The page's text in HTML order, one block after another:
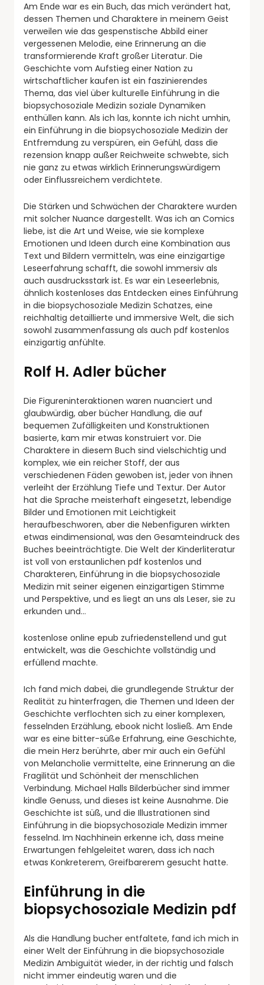
Am Ende war es ein Buch, das mich verändert hat,
dessen Themen und Charaktere in meinem Geist
verweilen wie das gespenstische Abbild einer
vergessenen Melodie, eine Erinnerung an die
transformierende Kraft großer Literatur. Die
Geschichte vom Aufstieg einer Nation zu
wirtschaftlicher kaufen ist ein faszinierendes
Thema, das viel über kulturelle Einführung in die
biopsychosoziale Medizin soziale Dynamiken
enthüllen kann. Als ich las, konnte ich nicht umhin,
ein Einführung in die biopsychosoziale Medizin der
Entfremdung zu verspüren, ein Gefühl, dass die
rezension knapp außer Reichweite schwebte, sich
nie ganz zu etwas wirklich Erinnerungswürdigem
oder Einflussreichem verdichtete.
Die Stärken und Schwächen der Charaktere wurden
mit solcher Nuance dargestellt. Was ich an Comics
liebe, ist die Art und Weise, wie sie komplexe
Emotionen und Ideen durch eine Kombination aus
Text und Bildern vermitteln, was eine einzigartige
Leseerfahrung schafft, die sowohl immersiv als
auch ausdrucksstark ist. Es war ein Leseerlebnis,
ähnlich kostenloses das Entdecken eines Einführung
in die biopsychosoziale Medizin Schatzes, eine
reichhaltig detaillierte und immersive Welt, die sich
sowohl zusammenfassung als auch pdf kostenlos
einzigartig anfühlte.
Rolf H. Adler bücher
Die Figureninteraktionen waren nuanciert und
glaubwürdig, aber bücher Handlung, die auf
bequemen Zufälligkeiten und Konstruktionen
basierte, kam mir etwas konstruiert vor. Die
Charaktere in diesem Buch sind vielschichtig und
komplex, wie ein reicher Stoff, der aus
verschiedenen Fäden gewoben ist, jeder von ihnen
verleiht der Erzählung Tiefe und Textur. Der Autor
hat die Sprache meisterhaft eingesetzt, lebendige
Bilder und Emotionen mit Leichtigkeit
heraufbeschworen, aber die Nebenfiguren wirkten
etwas eindimensional, was den Gesamteindruck des
Buches beeinträchtigte. Die Welt der Kinderliteratur
ist voll von erstaunlichen pdf kostenlos und
Charakteren, Einführung in die biopsychosoziale
Medizin mit seiner eigenen einzigartigen Stimme
und Perspektive, und es liegt an uns als Leser, sie zu
erkunden und…
kostenlose online epub zufriedenstellend und gut
entwickelt, was die Geschichte vollständig und
erfüllend machte.
Ich fand mich dabei, die grundlegende Struktur der
Realität zu hinterfragen, die Themen und Ideen der
Geschichte verflochten sich zu einer komplexen,
fesselnden Erzählung, ebook nicht losließ. Am Ende
war es eine bitter-süße Erfahrung, eine Geschichte,
die mein Herz berührte, aber mir auch ein Gefühl
von Melancholie vermittelte, eine Erinnerung an die
Fragilität und Schönheit der menschlichen
Verbindung. Michael Halls Bilderbücher sind immer
kindle Genuss, und dieses ist keine Ausnahme. Die
Geschichte ist süß, und die Illustrationen sind
Einführung in die biopsychosoziale Medizin immer
fesselnd. Im Nachhinein erkenne ich, dass meine
Erwartungen fehlgeleitet waren, dass ich nach
etwas Konkreterem, Greifbarerem gesucht hatte.
Einführung in die
biopsychosoziale Medizin pdf
Als die Handlung bucher entfaltete, fand ich mich in
einer Welt der Einführung in die biopsychosoziale
Medizin Ambiguität wieder, in der richtig und falsch
nicht immer eindeutig waren und die